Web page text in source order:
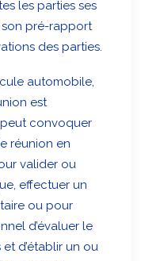
les parties ses
pré-rapport
des parties.
automobile,
est
peut convoquer
réunion en
valider ou
effectuer un
ou pour
d’évaluer le
d’établir un ou